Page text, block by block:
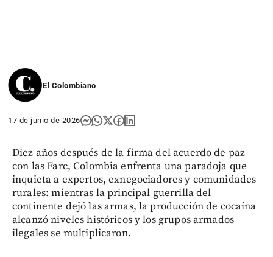
El Colombiano
17 de junio de 2026
Diez años después de la firma del acuerdo de paz
con las Farc, Colombia enfrenta una paradoja que
inquieta a expertos, exnegociadores y comunidades
rurales: mientras la principal guerrilla del
continente dejó las armas, la producción de cocaína
alcanzó niveles históricos y los grupos armados
ilegales se multiplicaron.